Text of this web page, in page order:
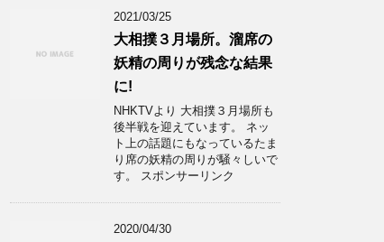
2021/03/25
大相撲３月場所。溜席の
妖精の周りが残念な結果
に!
NHKTVより 大相撲３月場所も
後半戦を迎えています。 ネッ
ト上の話題にもなっているたま
り席の妖精の周りが騒々しいで
す。 スポンサーリンク
2020/04/30